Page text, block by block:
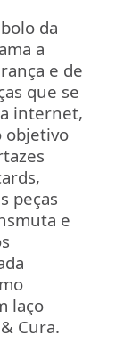
da
a
e de
que se
internet,
objetivo
peças
e
laço
Cura.